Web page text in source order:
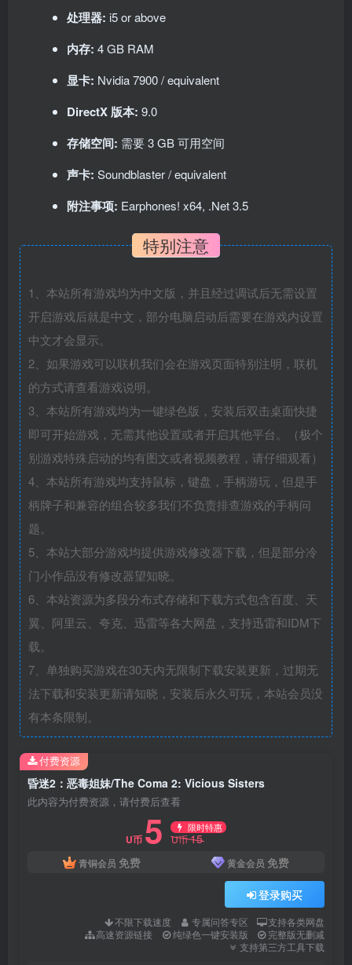
处理器: i5 or above
内存: 4 GB RAM
显卡: Nvidia 7900 / equivalent
DirectX 版本: 9.0
存储空间: 需要 3 GB 可用空间
声卡: Soundblaster / equivalent
附注事项: Earphones! x64, .Net 3.5
特别注意
1、本站所有游戏均为中文版，并且经过调试后无需设置
开启游戏后就是中文，部分电脑启动后需要在游戏内设置
中文才会显示。
2、如果游戏可以联机我们会在游戏页面特别注明，联机
的方式请查看游戏说明。
3、本站所有游戏均为一键绿色版，安装后双击桌面快捷
即可开始游戏，无需其他设置或者开启其他平台。（极个
别游戏特殊启动的均有图文或者视频教程，请仔细观看）
4、本站所有游戏均支持鼠标，键盘，手柄游玩，但是手
柄牌子和兼容的组合较多我们不负责排查游戏的手柄问
题。
5、本站大部分游戏均提供游戏修改器下载，但是部分冷
门小作品没有修改器望知晓。
6、本站资源为多段分布式存储和下载方式包含百度、天
翼、阿里云、夸克、迅雷等各大网盘，支持迅雷和IDM下
载。
7、单独购买游戏在30天内无限制下载安装更新，过期无
法下载和安装更新请知晓，安装后永久可玩，本站会员没
有本条限制。
昏迷2：恶毒姐妹/The Coma 2: Vicious Sisters
此内容为付费资源，请付费后查看
U币 5 限时特惠
U币15
青铜会员 免费 黄金会员 免费
登录购买
不限下载速度 专属问答专区
支持各类网盘
高速资源链接
纯绿色一键安装版
完整版无删减
支持第三方工具下载
付费资源